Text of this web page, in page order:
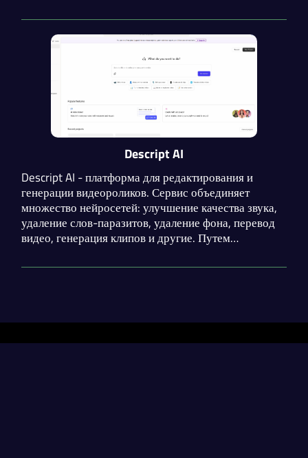
хочет получить.
Descript AI
Descript AI - платформа для редактирования и
генерации видеороликов. Сервис объединяет
множество нейросетей: улучшение качества звука,
удаление слов-паразитов, удаление фона, перевод
видео, генерация клипов и другие. Путем
его содержание.
Разделы